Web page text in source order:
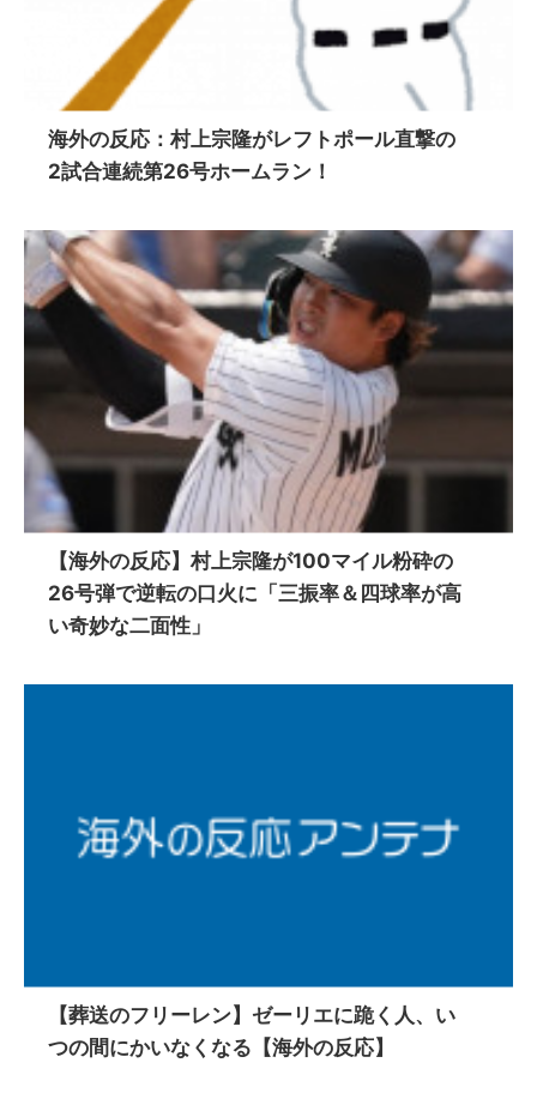
海外の反応：村上宗隆がレフトポール直撃の
2試合連続第26号ホームラン！
【海外の反応】村上宗隆が100マイル粉砕の
26号弾で逆転の口火に「三振率＆四球率が高
い奇妙な二面性」
【葬送のフリーレン】ゼーリエに跪く人、い
つの間にかいなくなる【海外の反応】